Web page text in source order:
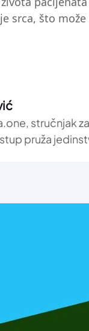
srca, što
stručnjak
pruža